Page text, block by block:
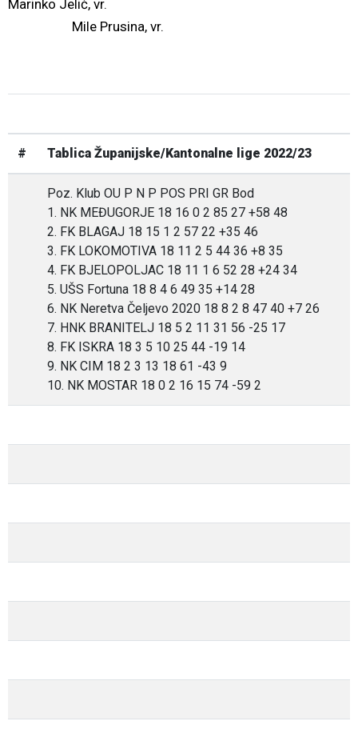
Marinko Jelić, vr.
Mile Prusina, vr.
# Tablica Županijske/Kantonalne lige 2022/23
Poz. Klub OU P N P POS PRI GR Bod
1. NK MEĐUGORJE 18 16 0 2 85 27 +58 48
2. FK BLAGAJ 18 15 1 2 57 22 +35 46
3. FK LOKOMOTIVA 18 11 2 5 44 36 +8 35
4. FK BJELOPOLJAC 18 11 1 6 52 28 +24 34
5. UŠS Fortuna 18 8 4 6 49 35 +14 28
6. NK Neretva Čeljevo 2020 18 8 2 8 47 40 +7 26
7. HNK BRANITELJ 18 5 2 11 31 56 -25 17
8. FK ISKRA 18 3 5 10 25 44 -19 14
9. NK CIM 18 2 3 13 18 61 -43 9
10. NK MOSTAR 18 0 2 16 15 74 -59 2